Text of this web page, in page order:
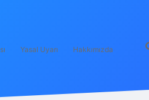
Yasal Uyarı Hakkımızda